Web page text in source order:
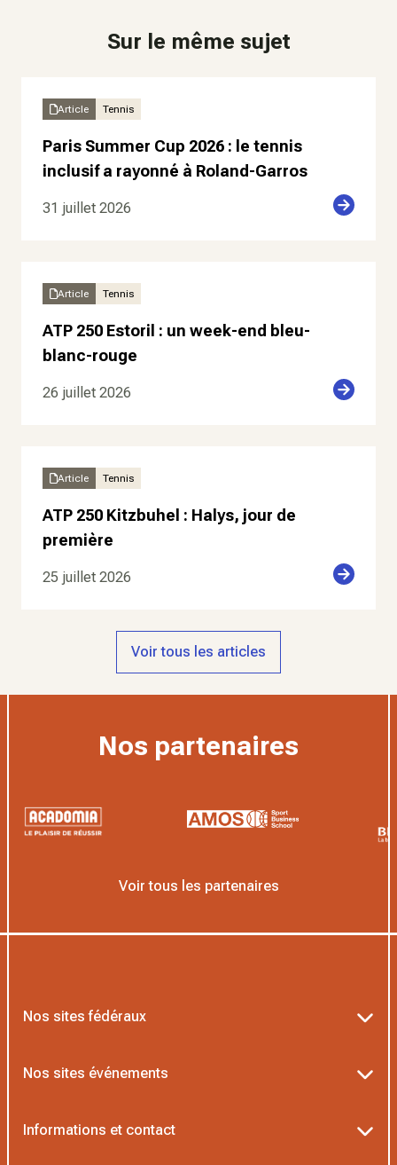
Sur le même sujet
Article Tennis
Paris Summer Cup 2026 : le tennis
inclusif a rayonné à Roland-Garros
31 juillet 2026
Article Tennis
ATP 250 Estoril : un week-end bleu-
blanc-rouge
26 juillet 2026
Article Tennis
ATP 250 Kitzbuhel : Halys, jour de
première
25 juillet 2026
Voir tous les articles
Nos partenaires
Voir tous les partenaires
Nos sites fédéraux
Nos sites événements
Informations et contact